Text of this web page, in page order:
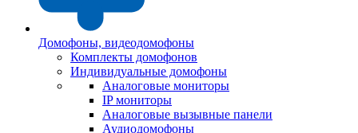
Домофоны, видеодомофоны
Комплекты домофонов
Индивидуальные домофоны
Аналоговые мониторы
IP мониторы
Аналоговые вызывные панели
Аудиодомофоны